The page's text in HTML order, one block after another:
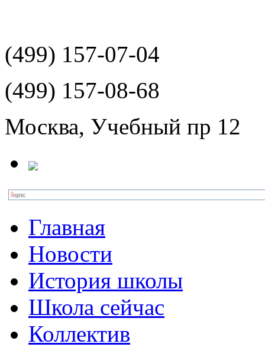
(499) 157-07-04
(499) 157-08-68
Москва, Учебный пр 12
Главная
Новости
История школы
Школа сейчас
Коллектив